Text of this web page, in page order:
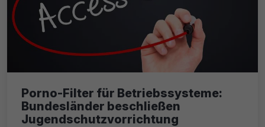
Porno-Filter für Betriebssysteme:
Bundesländer beschließen
Jugendschutzvorrichtung